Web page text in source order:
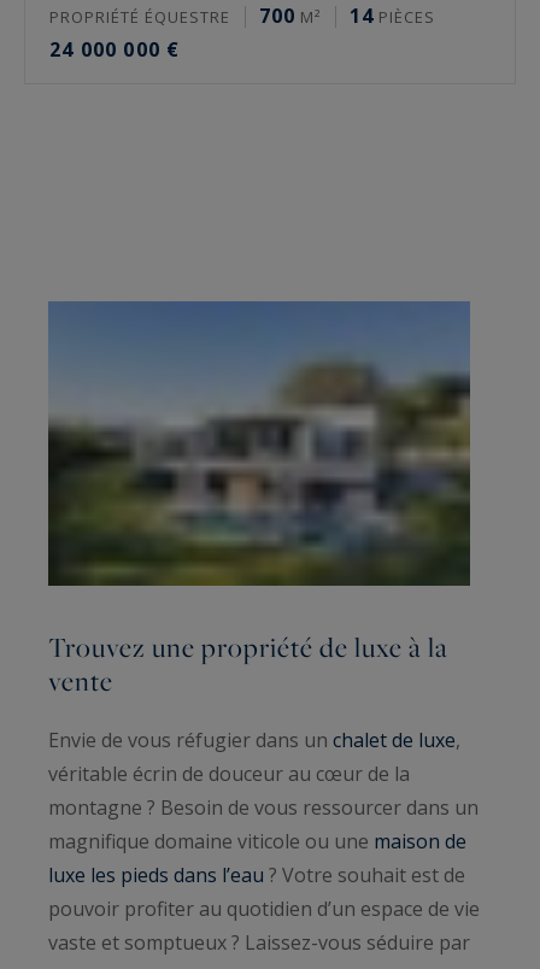
PROPRIÉTÉ ÉQUESTRE 700 M² 14 PIÈCES
24 000 000 €
Trouvez une propriété de luxe à la
vente
Envie de vous réfugier dans un chalet de luxe,
véritable écrin de douceur au cœur de la
montagne ? Besoin de vous ressourcer dans un
magnifique domaine viticole ou une maison de
luxe les pieds dans l’eau ? Votre souhait est de
pouvoir profiter au quotidien d’un espace de vie
vaste et somptueux ? Laissez-vous séduire par